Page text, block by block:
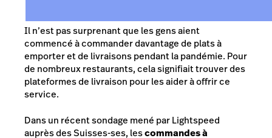
Il n’est pas surprenant que les gens aient
commencé à commander davantage de plats à
emporter et de livraisons pendant la pandémie. Pour
de nombreux restaurants, cela signifiait trouver des
plateformes de livraison pour les aider à offrir ce
service.
Dans un récent sondage mené par Lightspeed
auprès des Suisses-ses, lescommandes à